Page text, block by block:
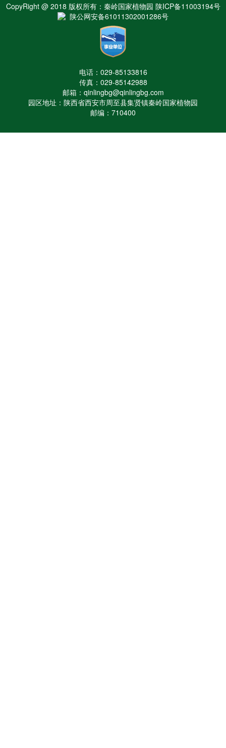
CopyRight @ 2018 版权所有：秦岭国家植物园 陕ICP备11003194号
陕公网安备61011302001286号
电话：029-85133816
传真：029-85142988
邮箱：qinlingbg@qinlingbg.com
园区地址：陕西省西安市周至县集贤镇秦岭国家植物园
邮编：710400